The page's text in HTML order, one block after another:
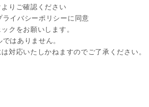
りご確認ください
イバシーポリシーに同意
クをお願いします。
はありません。
対応いたしかねますのでご了承ください。